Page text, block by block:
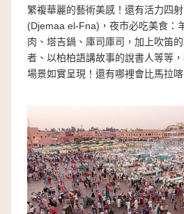
繁複華麗的藝術美感！還有活力四
(Djemaa el-Fna)，夜市必吃美食：
肉、塔吉鍋、庫司庫司，加上吹笛
者、以柏柏語講故事的說書人等等
場景如實呈現！還有哪裡會比馬拉